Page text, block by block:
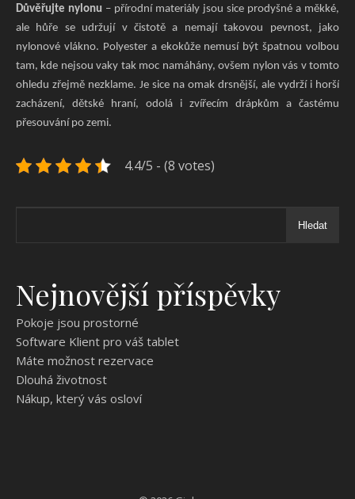
Důvěřujte nylonu – přírodní materiály jsou sice prodyšné a měkké,
ale hůře se udržují v čistotě a nemají takovou pevnost, jako
nylonové vlákno. Polyester a ekokůže nemusí být špatnou volbou
tam, kde nejsou vaky tak moc namáhány, ovšem nylon vás v tomto
ohledu zřejmě nezklame. Je sice na omak drsnější, ale vydrží i horší
zacházení, dětské hraní, odolá i zvířecím drápkům a častému
přesouvání po zemi.
4.4/5 - (8 votes)
Hledat
Nejnovější příspěvky
Pokoje jsou prostorné
Software Klient pro váš tablet
Máte možnost rezervace
Dlouhá životnost
Nákup, který vás osloví